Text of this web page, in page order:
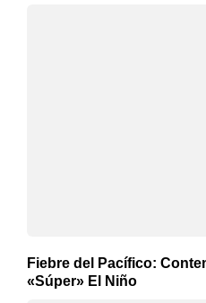
Fiebre del Pacífico:
«Súper» El Niño